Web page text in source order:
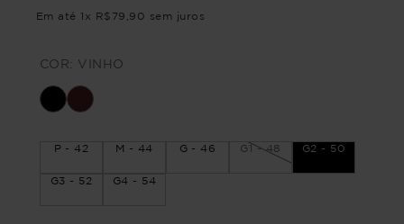
Em até 1 x R$ 79 90 sem juros
COR: VINHO
P - 42 M - 44 G - 46 G1 - 48 G2 - 50
G3 - 52 G4 - 54